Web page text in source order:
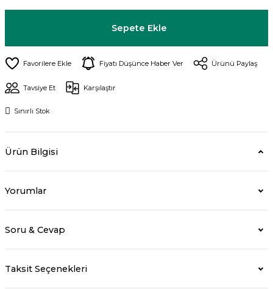
Sepete Ekle
Fiyatı Düşünce Haber Ver Ürünü Paylaş
Tavsiye Et Karşılaştır
Sınırlı Stok
Ürün Bilgisi
Yorumlar
Soru & Cevap
Taksit Seçenekleri